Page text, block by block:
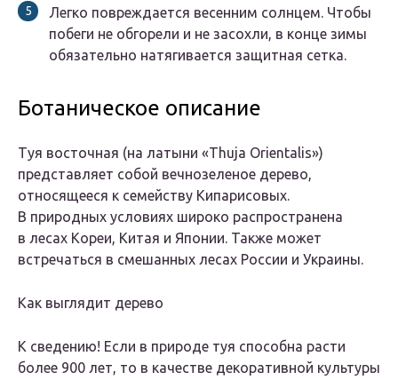
Легко повреждается весенним солнцем. Чтобы
побеги не обгорели и не засохли, в конце зимы
обязательно натягивается защитная сетка.
Ботаническое описание
Туя восточная (на латыни «Thuja Orientalis»)
представляет собой вечнозеленое дерево,
относящееся к семейству Кипарисовых.
В природных условиях широко распространена
в лесах Кореи, Китая и Японии. Также может
встречаться в смешанных лесах России и Украины.
Как выглядит дерево
К сведению! Если в природе туя способна расти
более 900 лет, то в качестве декоративной культуры